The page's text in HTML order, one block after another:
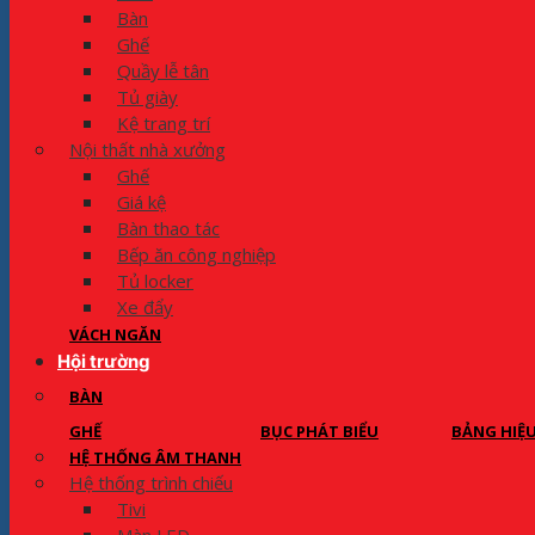
Bàn
Ghế
Quầy lễ tân
Tủ giày
Kệ trang trí
Nội thất nhà xưởng
Ghế
Giá kệ
Bàn thao tác
Bếp ăn công nghiệp
Tủ locker
Xe đẩy
VÁCH NGĂN
Hội trường
BÀN
GHẾ
BỤC PHÁT BIỂU
BẢNG
HỆ THỐNG ÂM THANH
Hệ thống trình chiếu
Tivi